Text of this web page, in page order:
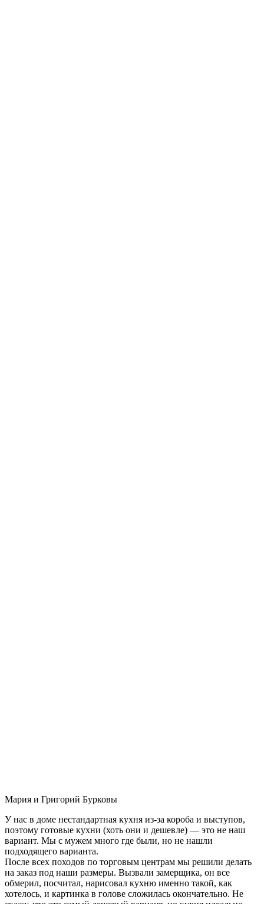
Мария и Григорий Бурковы
У нас в доме нестандартная кухня из-за короба и выступов,
поэтому готовые кухни (хоть они и дешевле) — это не наш
вариант. Мы с мужем много где были, но не нашли
подходящего варианта.
После всех походов по торговым центрам мы решили делать
на заказ под наши размеры. Вызвали замерщика, он все
обмерил, посчитал, нарисовал кухню именно такой, как
хотелось, и картинка в голове сложилась окончательно. Не